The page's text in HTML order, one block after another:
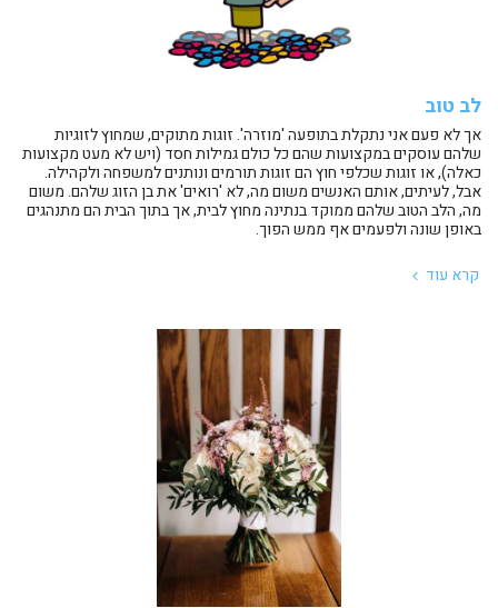
לב טוב
אך לא פעם אני נתקלת בתופעה 'מוזרה'. זוגות מתוקים, שמחוץ לזוגיות
שלהם עוסקים במקצועות שהם כל כולם גמילות חסד (ויש לא מעט מקצועות
כאלה), או זוגות שכלפי חוץ הם זוגות תורמים ונותנים למשפחה ולקהילה.
אבל, לעיתים, אותם האנשים משום מה, לא 'רואים' את בן הזוג שלהם. משום
מה, הלב הטוב שלהם ממוקד בנתינה מחוץ לבית, אך בתוך הבית הם מתנהגים
באופן שונה ולפעמים אף ממש הפוך.
קרא עוד